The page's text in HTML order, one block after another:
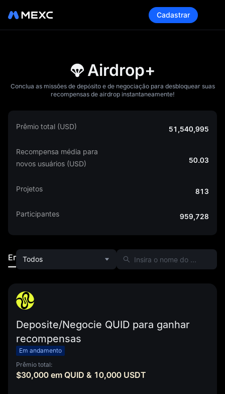
Cadastrar
Airdrop+
Conclua as missões de depósito e de negociação para desbloquear suas
recompensas de airdrop instantaneamente!
Prêmio total (USD) 51,540,995
Recompensa média para
novos usuários (USD)
50.03
Projetos 813
Participantes 959,728
Em andamento Terminado
Todos
Deposite/Negocie QUID para ganhar
recompensas
Em andamento
Prêmio total:
$30,000 em QUID & 10,000 USDT